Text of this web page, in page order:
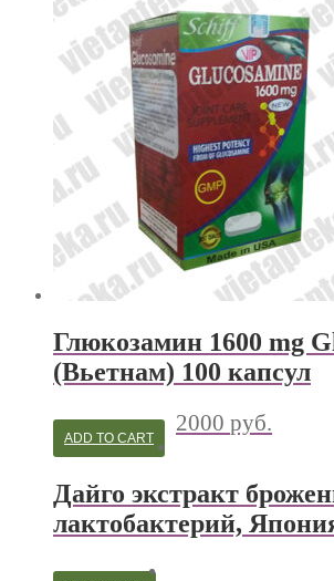
Глюкозамин 1600 mg
(Вьетнам) 100 капсул
2000 руб.
ADD TO CART
Дайго экстракт
лактобактерий,